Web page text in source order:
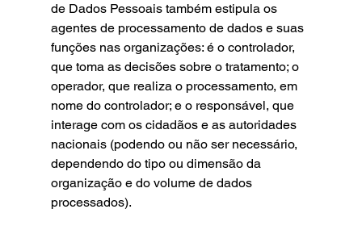
de Dados Pessoais também estipula os
agentes de processamento de dados e suas
funções nas organizações: é o controlador,
que toma as decisões sobre o tratamento; o
operador, que realiza o processamento, em
nome do controlador; e o responsável, que
interage com os cidadãos e as autoridades
nacionais (podendo ou não ser necessário,
dependendo do tipo ou dimensão da
organização e do volume de dados
processados).